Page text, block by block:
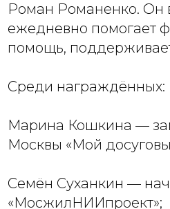
Роман Романенко. Он
ежедневно помогает
помощь,
Среди награждённых:
Марина Кошкина —
Москвы «Мой
Семён Суханкин —
«МосжилНИИпроект»;